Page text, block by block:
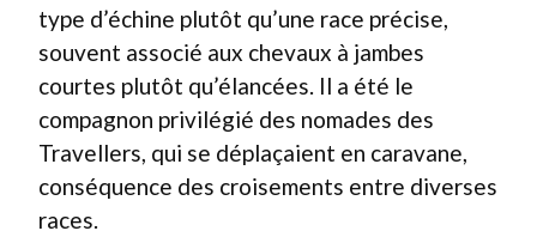
type d’échine plutôt qu’une race précise,
souvent associé aux chevaux à jambes
courtes plutôt qu’élancées. Il a été le
compagnon privilégié des nomades des
Travellers, qui se déplaçaient en caravane,
conséquence des croisements entre diverses
races.